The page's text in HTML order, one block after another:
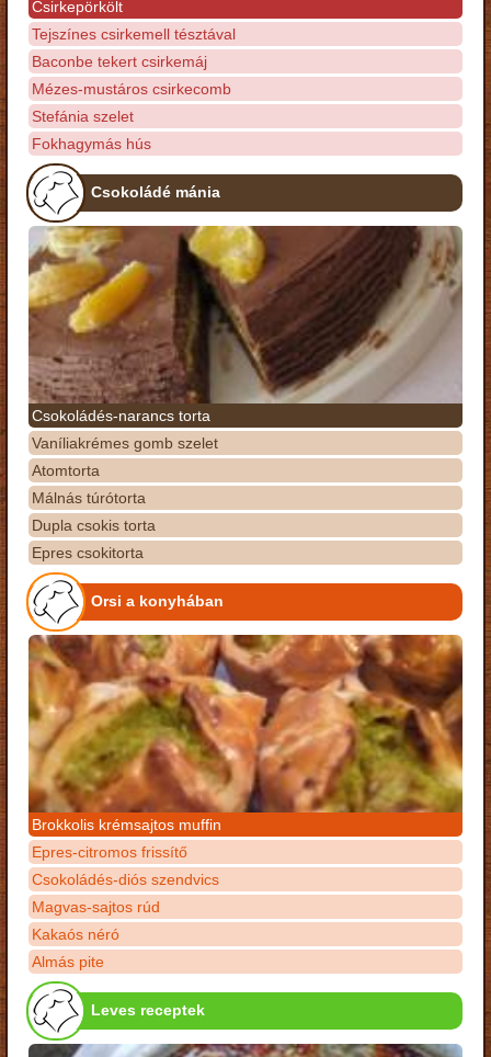
Csirkepörkölt
Tejszínes csirkemell tésztával
Baconbe tekert csirkemáj
Mézes-mustáros csirkecomb
Stefánia szelet
Fokhagymás hús
Csokoládé mánia
Csokoládés-narancs torta
Vaníliakrémes gomb szelet
Atomtorta
Málnás túrótorta
Dupla csokis torta
Epres csokitorta
Orsi a konyhában
Brokkolis krémsajtos muffin
Epres-citromos frissítő
Csokoládés-diós szendvics
Magvas-sajtos rúd
Kakaós néró
Almás pite
Leves receptek